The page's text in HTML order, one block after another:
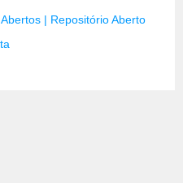
| Repositório Aberto